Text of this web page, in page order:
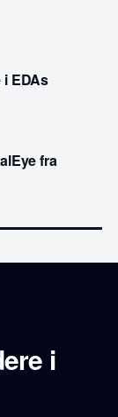
EDAs
fra
i